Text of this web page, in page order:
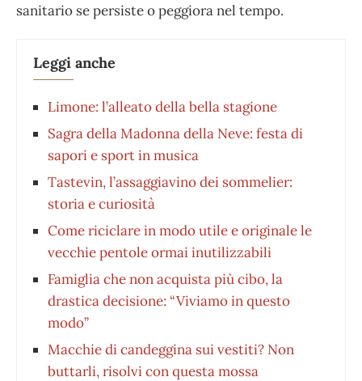
sanitario se persiste o peggiora nel tempo.
Leggi anche
Limone: l’alleato della bella stagione
Sagra della Madonna della Neve: festa di
sapori e sport in musica
Tastevin, l’assaggiavino dei sommelier:
storia e curiosità
Come riciclare in modo utile e originale le
vecchie pentole ormai inutilizzabili
Famiglia che non acquista più cibo, la
drastica decisione: “Viviamo in questo
modo”
Macchie di candeggina sui vestiti? Non
buttarli, risolvi con questa mossa